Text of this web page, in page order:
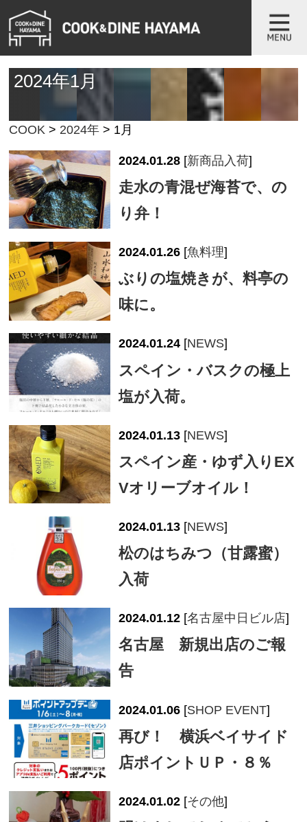
2024年1月
COOK > 2024年 > 1月
2024.01.28 [新商品入荷]
走水の青混ぜ海苔で、の
り弁！
2024.01.26 [魚料理]
ぶりの塩焼きが、料亭の
味に。
2024.01.24 [NEWS]
スペイン・バスクの極上
塩が入荷。
2024.01.13 [NEWS]
スペイン産・ゆず入りEX
Vオリーブオイル！
2024.01.13 [NEWS]
松のはちみつ（甘露蜜）
入荷
2024.01.12 [名古屋中日ビル店]
名古屋 新規出店のご報
告
2024.01.06 [SHOP EVENT]
再び！ 横浜ベイサイド
店ポイントＵＰ・８％
2024.01.02 [その他]